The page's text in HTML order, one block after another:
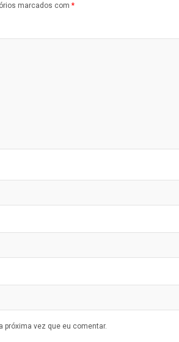
marcados com *
próxima vez que eu comentar.